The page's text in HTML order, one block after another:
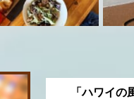
フ
ェ
イ
「ハワイの